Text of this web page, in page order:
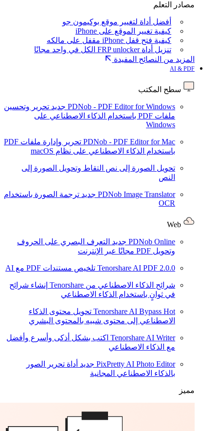
مصادر التعلم
أفضل أداة لتغيير موقع بوكيمون جو
كيفية تغيير الموقع على iPhone
كيفية فتح قفل iPhone مقفل على مالكه
تنزيل أداة FRP unlocker الكل في واحد مجانًا
المزيد من النصائح المفيدة
AI & PDF
سطح المكتب
PDNob - PDF Editor for Windows جديد تحرير وتحسين
ملفات PDF باستخدام الذكاء الاصطناعي على
Windows
PDNob - PDF Editor for Mac
تحرير وإدارة ملفات PDF
باستخدام الذكاء الاصطناعي على نظام macOS
تحويل الصورة إلى نص التقاط وتحويل الصورة إلى
النص
PDNob Image Translator جديد ترجمة الصورة باستخدام
OCR
PDNob Online جديد التعرف البصري على الحروف
وتحويل PDF مجانًا عبر الإنترنت
Tenorshare AI PDF 2.0.0 تلخيص مستندات PDF مع AI
شرائح الذكاء الاصطناعي من Tenorshare
إنشاء شرائح
في ثوانٍ باستخدام الذكاء الاصطناعي
Tenorshare AI Bypass Hot
تحويل محتوى الذكاء
الاصطناعي إلى محتوى شبيه بالمحتوى البشري
Tenorshare AI Writer اكتب بشكل أذكى وأسرع وأفضل
مع الذكاء الاصطناعي
PixPretty AI Photo Editor جديد أداة تحرير الصور
بالذكاء الاصطناعي المجانية
مميز